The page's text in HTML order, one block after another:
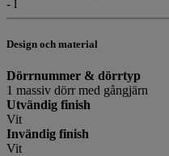
- l
Design och material
Dörrnummer & dörrtyp
1 massiv dörr med gångjärn
Utvändig finish
Vit
Invändig finish
Vit